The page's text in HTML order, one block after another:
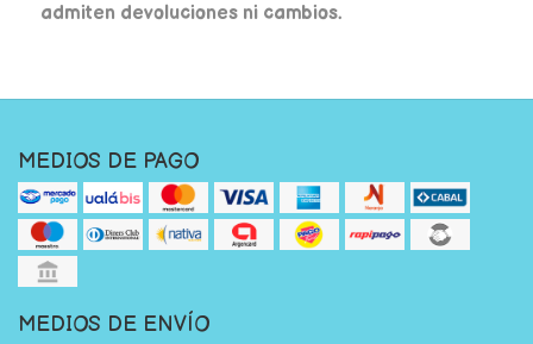
admiten devoluciones ni cambios.
MEDIOS DE PAGO
MEDIOS DE ENVÍO